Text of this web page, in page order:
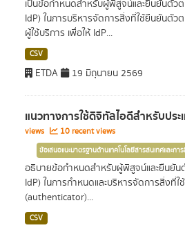
เป็นข้อกำหนดสำหรับผู้พิสูจน์และยืนยันตัว
IdP) ในการบริหารจัดการสิ่งที่ใช้ยืนยันตัว
ผู้ใช้บริการ เพื่อให้ IdP...
CSV
ETDA 19 มิถุนายน 2569
แนวทางการใช้ดิจิทัลไอดีสำหรับประ
views
10 recent views
ข้อเสนอแนะมาตรฐานด้านเทคโนโลยีสารสนเทศและก
อธิบายข้อกำหนดสำหรับผู้พิสูจน์และยืนยั
IdP) ในการกำหนดและบริหารจัดการสิ่งที่
(authenticator)...
CSV